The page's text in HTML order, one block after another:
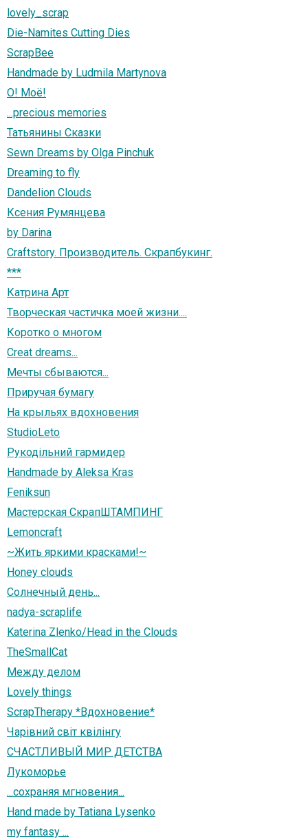
lovely_scrap
Die-Namites Cutting Dies
ScrapBee
Handmade by Ludmila Martynova
О! Моё!
...precious memories
Татьянины Сказки
Sewn Dreams by Olga Pinchuk
Dreaming to fly
Dandelion Clouds
Ксения Румянцева
by Darina
Craftstory. Производитель. Скрапбукинг.
***
Катрина Арт
Творческая частичка моей жизни....
Коротко о многом
Creat dreams...
Мечты сбываются...
Приручая бумагу
На крыльях вдохновения
StudioLeto
Рукодільний гармидер
Handmade by Aleksa Kras
Feniksun
Мастерская СкрапШТАМПИНГ
Lemoncraft
~Жить яркими красками!~
Honey clouds
Солнечный день...
nadya-scraplife
Katerina Zlenko/Head in the Clouds
TheSmallCat
Между делом
Lovely things
ScrapTherapy *Вдохновение*
Чарівний світ квілінгу
СЧАСТЛИВЫЙ МИР ДЕТСТВА
Лукоморье
...сохраняя мгновения...
Hand made by Tatiana Lysenko
my fantasy ...